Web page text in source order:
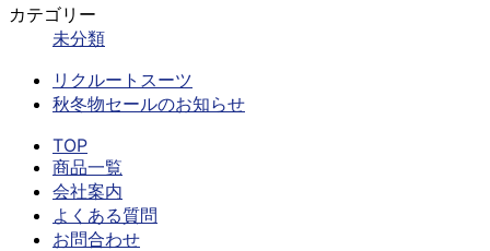
カテゴリー
未分類
リクルートスーツ
秋冬物セールのお知らせ
TOP
商品一覧
会社案内
よくある質問
お問合わせ